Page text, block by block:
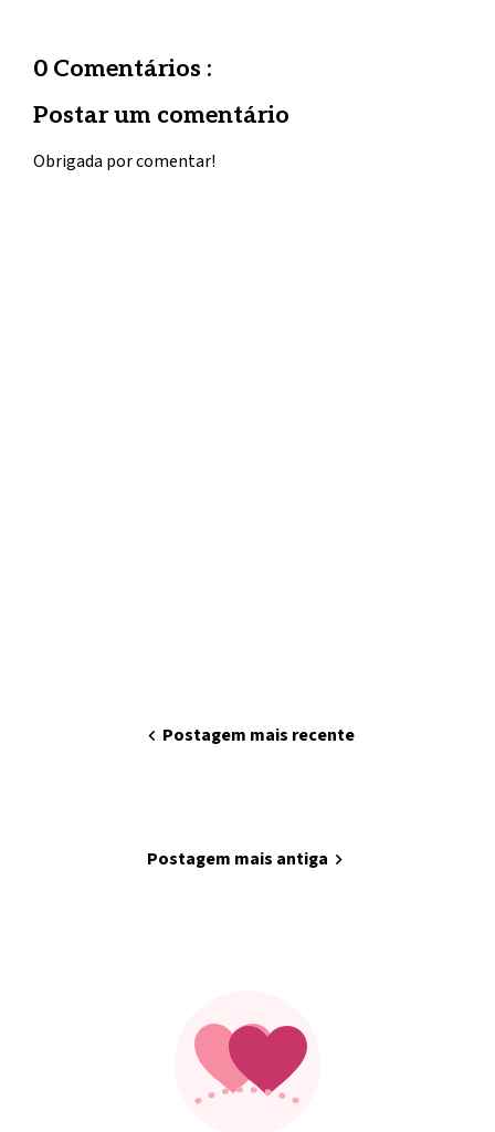
0 Comentários :
Postar um comentário
Obrigada por comentar!
chevron_left Postagem mais recente
Postagem mais antiga chevron_right